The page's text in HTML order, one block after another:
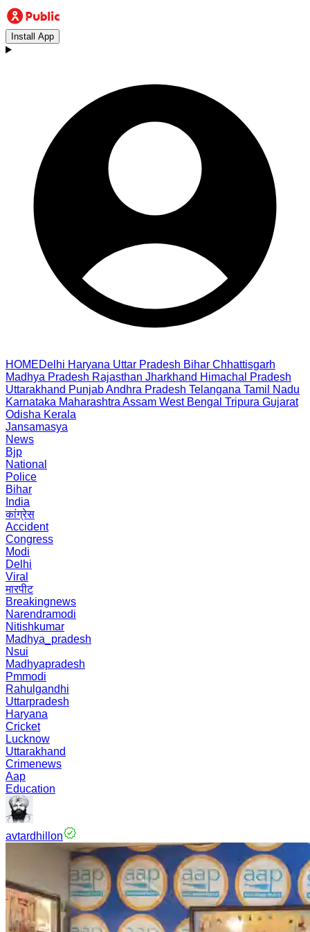
Install App
HOMEDelhi Haryana Uttar Pradesh Bihar Chhattisgarh
Madhya Pradesh Rajasthan Jharkhand Himachal Pradesh
Uttarakhand PunjabAndhra Pradesh Telangana Tamil Nadu
Karnataka Maharashtra Assam West Bengal Tripura Gujarat
Odisha Kerala
Jansamasya
News
Bjp
National
Police
Bihar
India
कांग्रेस
Accident
Congress
Modi
Delhi
Viral
मारपीट
Breakingnews
Narendramodi
Nitishkumar
Madhya_pradesh
Nsui
Madhyapradesh
Pmmodi
Rahulgandhi
Uttarpradesh
Haryana
Cricket
Lucknow
Uttarakhand
Crimenews
Aap
Education
avtardhillon